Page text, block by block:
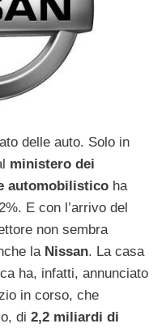
delle auto. Solo in
ministero dei
automobilistico ha
E con l’arrivo del
non sembra
laNissan. La casa
ha, infatti, annunciato
in corso, che
di 2,2 miliardi di